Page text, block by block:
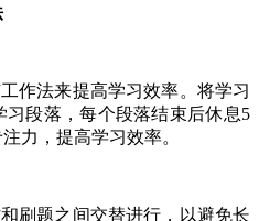
法来提高学习效率。将学习
习段落，每个段落结束后休息5
力，提高学习效率。
题之间交替进行，以避免长